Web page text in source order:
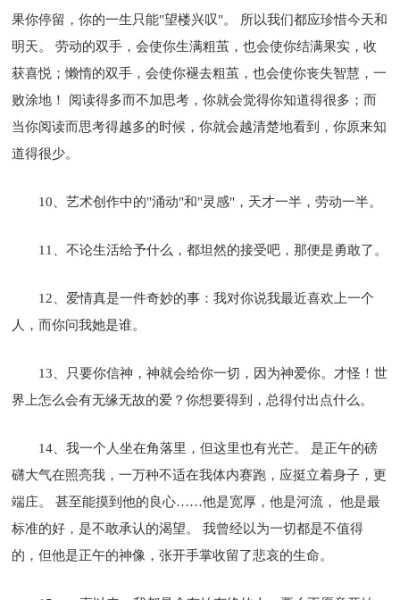
果你停留，你的一生只能"望楼兴叹"。 所以我们都应珍惜今天和
明天。 劳动的双手，会使你生满粗茧，也会使你结满果实，收
获喜悦；懒惰的双手，会使你褪去粗茧，也会使你丧失智慧，一
败涂地！ 阅读得多而不加思考，你就会觉得你知道得很多；而
当你阅读而思考得越多的时候，你就会越清楚地看到，你原来知
道得很少。
10、艺术创作中的"涌动"和"灵感"，天才一半，劳动一半。
11、不论生活给予什么，都坦然的接受吧，那便是勇敢了。
12、爱情真是一件奇妙的事：我对你说我最近喜欢上一个
人，而你问我她是谁。
13、只要你信神，神就会给你一切，因为神爱你。才怪！世
界上怎么会有无缘无故的爱？你想要得到，总得付出点什么。
14、我一个人坐在角落里，但这里也有光芒。 是正午的磅
礴大气在照亮我，一万种不适在我体内赛跑，应挺立着身子，更
端庄。 甚至能摸到他的良心……他是宽厚，他是河流， 他是最
标准的好，是不敢承认的渴望。 我曾经以为一切都是不值得
的，但他是正午的神像，张开手掌收留了悲哀的生命。